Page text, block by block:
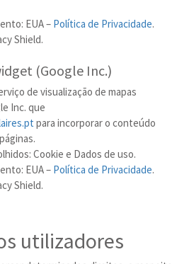
EUA – Política de Privacidade.
Shield.
(Google Inc.)
de visualização de mapas
Inc. que
para incorporar o conteúdo
Cookie e Dados de uso.
EUA – Política de Privacidade.
Shield.
utilizadores